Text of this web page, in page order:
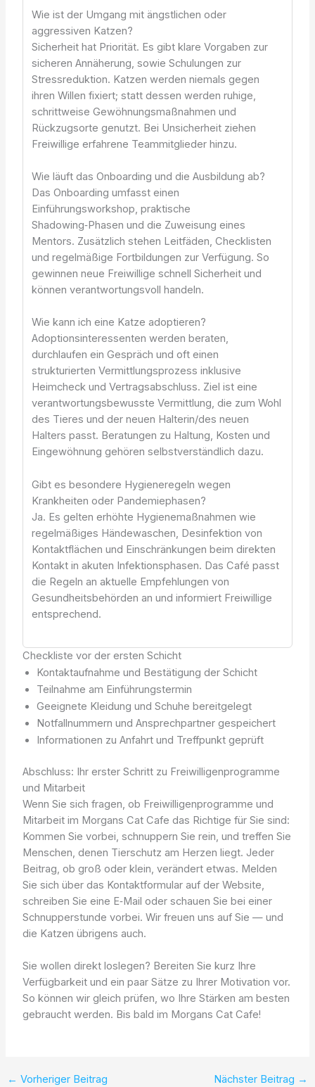
Wie ist der Umgang mit ängstlichen oder
aggressiven Katzen?
Sicherheit hat Priorität. Es gibt klare Vorgaben zur
sicheren Annäherung, sowie Schulungen zur
Stressreduktion. Katzen werden niemals gegen
ihren Willen fixiert; statt dessen werden ruhige,
schrittweise Gewöhnungsmaßnahmen und
Rückzugsorte genutzt. Bei Unsicherheit ziehen
Freiwillige erfahrene Teammitglieder hinzu.
Wie läuft das Onboarding und die Ausbildung ab?
Das Onboarding umfasst einen
Einführungsworkshop, praktische
Shadowing‑Phasen und die Zuweisung eines
Mentors. Zusätzlich stehen Leitfäden, Checklisten
und regelmäßige Fortbildungen zur Verfügung. So
gewinnen neue Freiwillige schnell Sicherheit und
können verantwortungsvoll handeln.
Wie kann ich eine Katze adoptieren?
Adoptionsinteressenten werden beraten,
durchlaufen ein Gespräch und oft einen
strukturierten Vermittlungsprozess inklusive
Heimcheck und Vertragsabschluss. Ziel ist eine
verantwortungsbewusste Vermittlung, die zum Wohl
des Tieres und der neuen Halterin/des neuen
Halters passt. Beratungen zu Haltung, Kosten und
Eingewöhnung gehören selbstverständlich dazu.
Gibt es besondere Hygieneregeln wegen
Krankheiten oder Pandemiephasen?
Ja. Es gelten erhöhte Hygienemaßnahmen wie
regelmäßiges Händewaschen, Desinfektion von
Kontaktflächen und Einschränkungen beim direkten
Kontakt in akuten Infektionsphasen. Das Café passt
die Regeln an aktuelle Empfehlungen von
Gesundheitsbehörden an und informiert Freiwillige
entsprechend.
Checkliste vor der ersten Schicht
Kontaktaufnahme und Bestätigung der Schicht
Teilnahme am Einführungstermin
Geeignete Kleidung und Schuhe bereitgelegt
Notfallnummern und Ansprechpartner gespeichert
Informationen zu Anfahrt und Treffpunkt geprüft
Abschluss: Ihr erster Schritt zu Freiwilligenprogramme
und Mitarbeit
Wenn Sie sich fragen, ob Freiwilligenprogramme und
Mitarbeit im Morgans Cat Cafe das Richtige für Sie sind:
Kommen Sie vorbei, schnuppern Sie rein, und treffen Sie
Menschen, denen Tierschutz am Herzen liegt. Jeder
Beitrag, ob groß oder klein, verändert etwas. Melden
Sie sich über das Kontaktformular auf der Website,
schreiben Sie eine E‑Mail oder schauen Sie bei einer
Schnupperstunde vorbei. Wir freuen uns auf Sie — und
die Katzen übrigens auch.
Sie wollen direkt loslegen? Bereiten Sie kurz Ihre
Verfügbarkeit und ein paar Sätze zu Ihrer Motivation vor.
So können wir gleich prüfen, wo Ihre Stärken am besten
gebraucht werden. Bis bald im Morgans Cat Cafe!
← Vorheriger Beitrag Nächster Beitrag →